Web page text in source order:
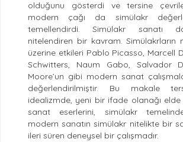
olduğunu gösterdi ve tersine
modern çağı da simülakr
temellendirdi. Simülakr sanatı
nitelendiren bir kavram. Simülakrların
üzerine etkileri Pablo Picasso, Marcell
Schwitters, Naum Gabo, Salvador
Moore’un gibi modern sanat
değerlendirilmiştir. Bu makale
idealizmde, yeni bir ifade olanağı
sanat eserlerini, simülakr
modern sanatın simülakr nitelikte bir
ileri süren deneysel bir çalışmadır.